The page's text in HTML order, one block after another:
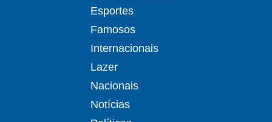
Esportes
Famosos
Internacionais
Lazer
Nacionais
Notícias